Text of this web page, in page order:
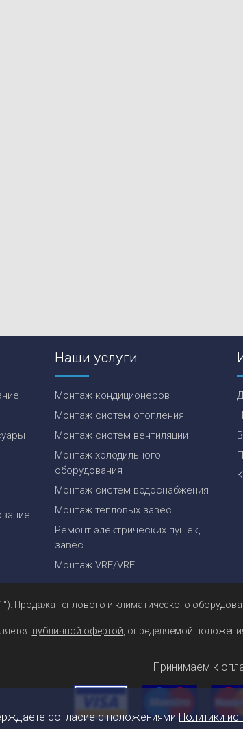
Наши услуги
Монтаж кондиционеров
Монтаж систем отопления
Монтаж систем вентиляции
Монтаж холодильного
оборудования
Монтаж систем водоснабжения
Монтаж тепловых завес
Ремонт электрических пушек,
завес
Монтаж VRF/VRF
теплового и климатического
публичной офертой, определяемой
Принимаем к
согласие с положениямиПолитики